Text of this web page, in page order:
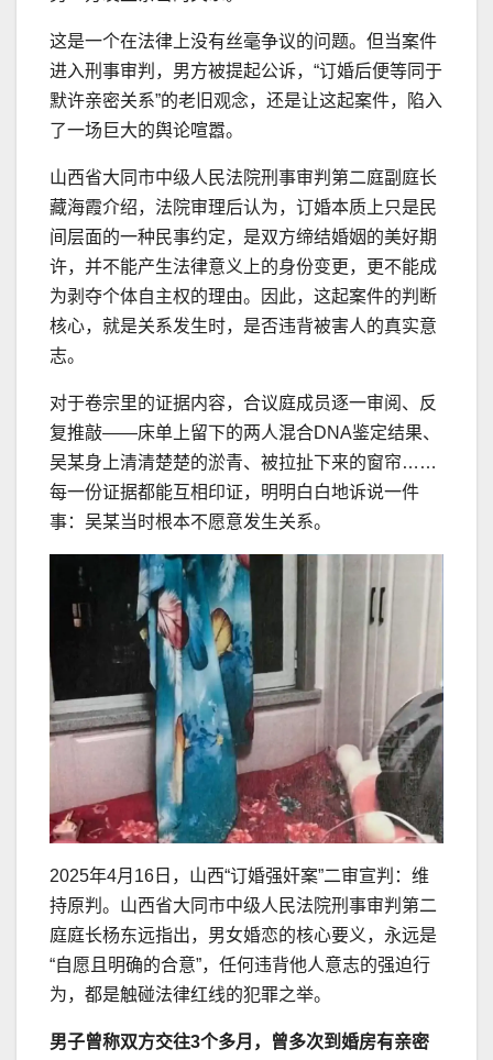
这是一个在法律上没有丝毫争议的问题。但当案件
进入刑事审判，男方被提起公诉，“订婚后便等同于
默许亲密关系”的老旧观念，还是让这起案件，陷入
了一场巨大的舆论喧嚣。
山西省大同市中级人民法院刑事审判第二庭副庭长
藏海霞介绍，法院审理后认为，订婚本质上只是民
间层面的一种民事约定，是双方缔结婚姻的美好期
许，并不能产生法律意义上的身份变更，更不能成
为剥夺个体自主权的理由。因此，这起案件的判断
核心，就是关系发生时，是否违背被害人的真实意
志。
对于卷宗里的证据内容，合议庭成员逐一审阅、反
复推敲——床单上留下的两人混合DNA鉴定结果、
吴某身上清清楚楚的淤青、被拉扯下来的窗帘……
每一份证据都能互相印证，明明白白地诉说一件
事：吴某当时根本不愿意发生关系。
2025年4月16日，山西“订婚强奸案”二审宣判：维
持原判。山西省大同市中级人民法院刑事审判第二
庭庭长杨东远指出，男女婚恋的核心要义，永远是
“自愿且明确的合意”，任何违背他人意志的强迫行
为，都是触碰法律红线的犯罪之举。
男子曾称双方交往3个多月，曾多次到婚房有亲密